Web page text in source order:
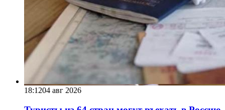
18:1204 авг 2026